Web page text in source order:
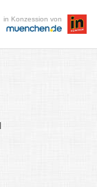
in Konzession von